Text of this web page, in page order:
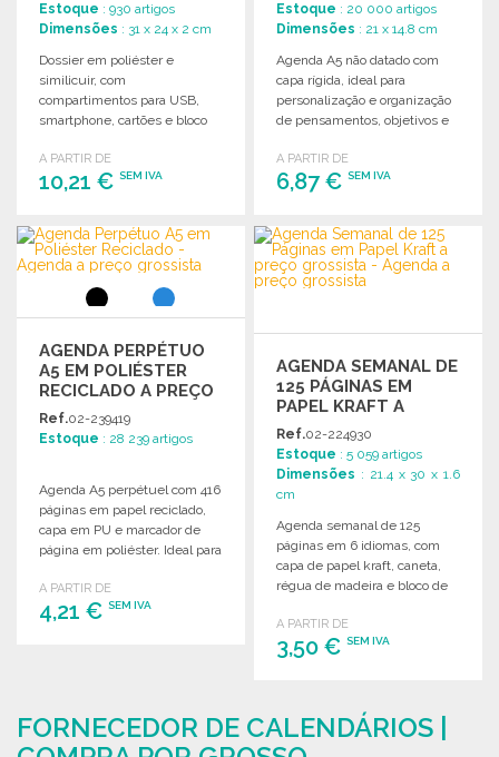
Estoque : 930 artigos
Dimensões : 31 x 24 x 2 cm
Dossier em poliéster e
similicuir, com
compartimentos para USB,
smartphone, cartões e bloco
elegante caixa preta.
A PARTIR DE
10,21 € SEM IVA
ENCOMENDAR
Solicitar um orçamento
Estoque : 20 000 artigos
Dimensões : 21 x 14.8 cm
Agenda A5 não datado com
capa rígida, ideal para
personalização e organização
de pensamentos, objetivos e
momento.
A PARTIR DE
6,87 €SEM IVA
ENCOMENDAR
Solicitar um orçamento
AGENDA PERPÉTUO
A5 EM POLIÉSTER
RECICLADO A PREÇO
GROSSISTA
Ref.02-239419
Estoque : 28 239 artigos
Agenda A5 perpétuel com 416
páginas em papel reciclado,
capa em PU e marcador de
página em poliéster. Ideal para
A PARTIR DE
4,21 € SEM IVA
AGENDA SEMANAL DE
125 PÁGINAS EM
PAPEL KRAFT A
PREÇO GROSSISTA
Ref.02-224930
Estoque : 5 059 artigos
Dimensões : 21.4 x 30 x 1.6
cm
Agenda semanal de 125
páginas em 6 idiomas, com
capa de papel kraft, caneta,
régua de madeira e bloco de
A PARTIR DE
3,50 €SEM IVA
Solicitar um orçamento
FORNECEDOR DE CALENDÁRIOS |